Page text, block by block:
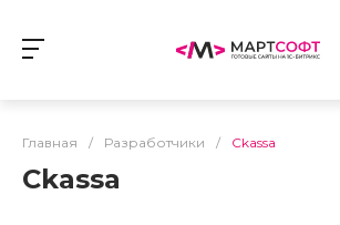
Главная / Разработчики / Ckassa
Ckassa